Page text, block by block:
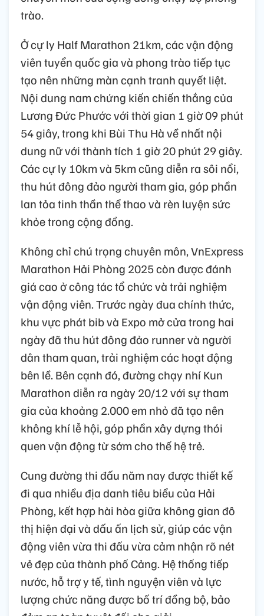
trào.
Ở cự ly Half Marathon 21km, các vận động
viên tuyển quốc gia và phong trào tiếp tục
tạo nên những màn cạnh tranh quyết liệt.
Nội dung nam chứng kiến chiến thắng của
Lương Đức Phước với thời gian 1 giờ 09 phút
54 giây, trong khi Bùi Thu Hà về nhất nội
dung nữ với thành tích 1 giờ 20 phút 29 giây.
Các cự ly 10km và 5km cũng diễn ra sôi nổi,
thu hút đông đảo người tham gia, góp phần
lan tỏa tinh thần thể thao và rèn luyện sức
khỏe trong cộng đồng.
Không chỉ chú trọng chuyên môn, VnExpress
Marathon Hải Phòng 2025 còn được đánh
giá cao ở công tác tổ chức và trải nghiệm
vận động viên. Trước ngày đua chính thức,
khu vực phát bib và Expo mở cửa trong hai
ngày đã thu hút đông đảo runner và người
dân tham quan, trải nghiệm các hoạt động
bên lề. Bên cạnh đó, đường chạy nhí Kun
Marathon diễn ra ngày 20/12 với sự tham
gia của khoảng 2.000 em nhỏ đã tạo nên
không khí lễ hội, góp phần xây dựng thói
quen vận động từ sớm cho thế hệ trẻ.
Cung đường thi đấu năm nay được thiết kế
đi qua nhiều địa danh tiêu biểu của Hải
Phòng, kết hợp hài hòa giữa không gian đô
thị hiện đại và dấu ấn lịch sử, giúp các vận
động viên vừa thi đấu vừa cảm nhận rõ nét
vẻ đẹp của thành phố Cảng. Hệ thống tiếp
nước, hỗ trợ y tế, tình nguyện viên và lực
lượng chức năng được bố trí đồng bộ, bảo